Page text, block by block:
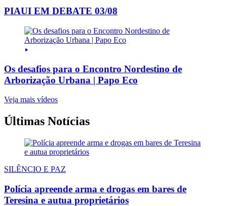
PIAUI EM DEBATE 03/08
Os desafios para o Encontro Nordestino de
Arborização Urbana | Papo Eco
Veja mais vídeos
Últimas Notícias
SILÊNCIO E PAZ
Polícia apreende arma e drogas em bares de
Teresina e autua proprietários